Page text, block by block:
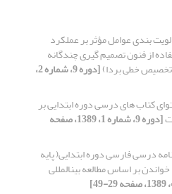
بندی عوامل مؤثر بر عملکرد
از فنون تصمیم گیری چندگانه
تخصیص خطی بردا) [دوره 9، شماره 2،
کتاب های درسی دوره ابتدایی بر
[دوره 9، شماره 1، 1389، صفحه
درسی فارسی دوره ابتدایی( پایه
بر اساس مطالعه بینالمللی